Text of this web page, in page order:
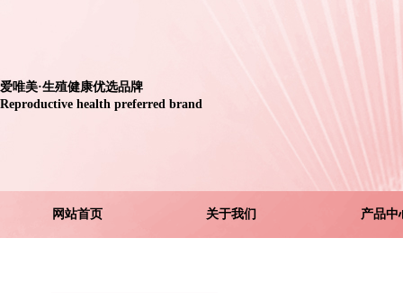
爱唯美·生殖健康优选品牌
Reproductive health preferred brand
网站首页 关于我们 产品中